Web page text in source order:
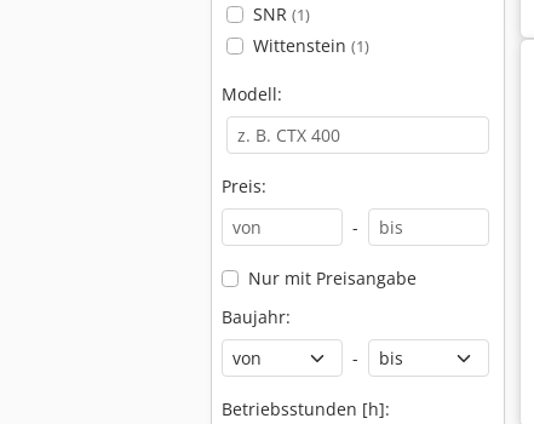
SNR (1)
Wittenstein (1)
Modell:
Preis:
-
Nur mit Preisangabe
Baujahr:
-
Betriebsstunden [h]: